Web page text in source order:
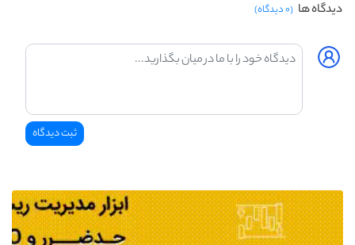
دیدگاه ها (۰ دیدگاه)